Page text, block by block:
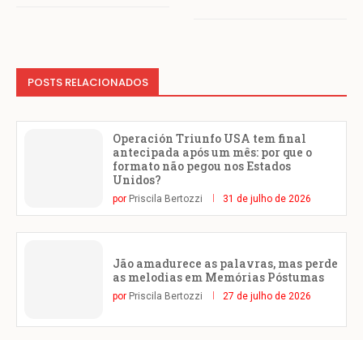
POSTS RELACIONADOS
Operación Triunfo USA tem final
antecipada após um mês: por que o
formato não pegou nos Estados
Unidos?
por Priscila Bertozzi 31 de julho de 2026
Jão amadurece as palavras, mas perde
as melodias em Memórias Póstumas
por Priscila Bertozzi 27 de julho de 2026